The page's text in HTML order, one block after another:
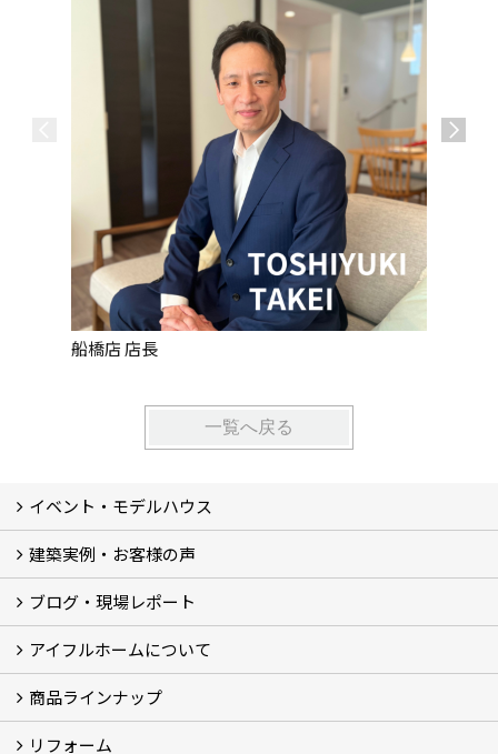
船橋店 店長
一覧へ戻る
イベント・モデルハウス
イベント
モデルハウス見学
建築実例・お客様の声
建築実例
お客様の声
ブログ・現場レポート
ブログ
現場レポート
アイフルホームについて
アイフルホームについて (5)
商品ラインナップ
商品ラインナップ
リフォーム